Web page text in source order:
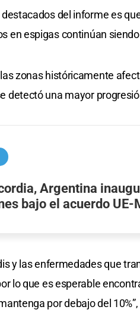
del informe es
en espigas continúan
zonas históricamente
detectó una mayor
Argentina
bajo el acuerdo UE-
y las enfermedades que
lo que es esperable
por debajo del